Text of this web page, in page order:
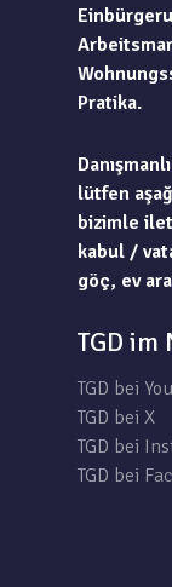
Pratika.
lütfen
bizimle
kabul /
göç, ev
TGD im
TGD bei
TGD bei X
TGD bei
TGD bei